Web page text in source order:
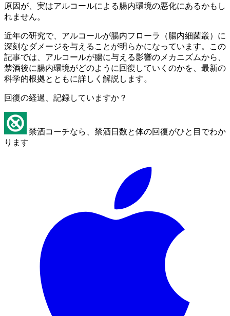
原因が、実はアルコールによる腸内環境の悪化にあるかもし
れません。
近年の研究で、アルコールが腸内フローラ（腸内細菌叢）に
深刻なダメージを与えることが明らかになっています。この
記事では、アルコールが腸に与える影響のメカニズムから、
禁酒後に腸内環境がどのように回復していくのかを、最新の
科学的根拠とともに詳しく解説します。
回復の経過、記録していますか？
禁酒コーチなら、禁酒日数と体の回復がひと目でわか
ります